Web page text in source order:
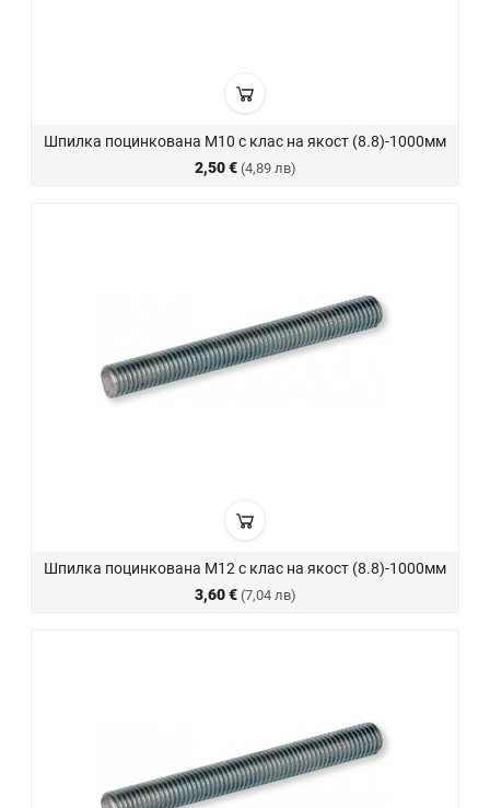
Шпилка поцинкована М10 с клас на якост (8.8)-1000мм
2,50 € (4,89 лв)
Шпилка поцинкована М12 с клас на якост (8.8)-1000мм
3,60 € (7,04 лв)